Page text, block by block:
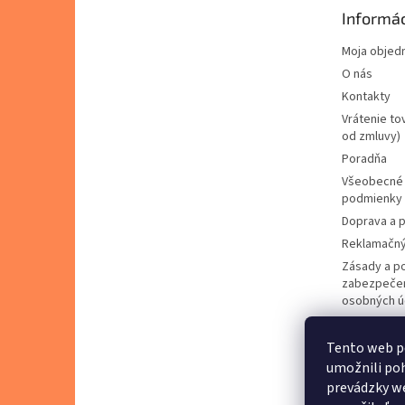
Tento web
umožnili
prevádzky
Moja
O nás
Kontakty
Vrátenie
od zmluvy)
Poradňa
podmienky
Doprava a
Zásady a
osobných
cookies
Predávané
Napíšte